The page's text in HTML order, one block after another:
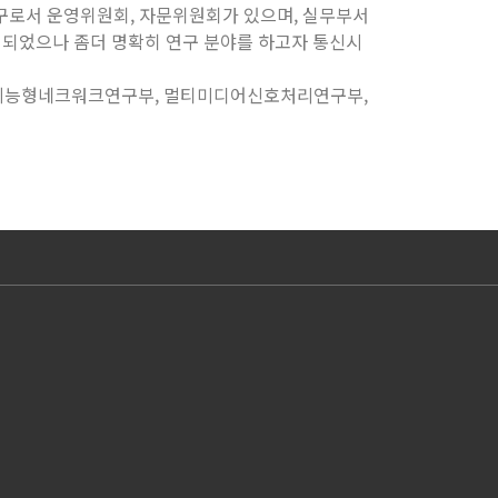
서 운영위원회, 자문위원회가 있으며, 실무부서
었으나 좀더 명확히 연구 분야를 하고자 통신시
형네크워크연구부, 멀티미디어신호처리연구부,